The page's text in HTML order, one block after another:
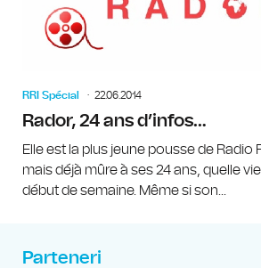
RRI Spécial 22.06.2014
Rador, 24 ans d’infos…
Elle est la plus jeune pousse de Radio
mais déjà mûre à ses 24 ans, quelle
début de semaine. Même si son...
Parteneri